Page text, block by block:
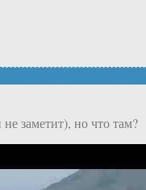
заметит), но что там?